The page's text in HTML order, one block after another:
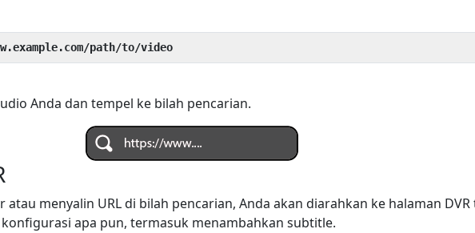
path/to/video
Anda dan tempel ke bilah pencarian.
atau menyalin URL di bilah pencarian, Anda akan diarahkan ke halaman
apa pun, termasuk menambahkan subtitle.